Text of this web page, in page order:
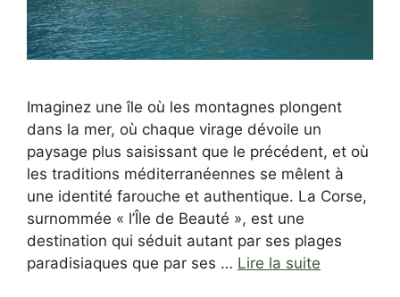
Imaginez une île où les montagnes plongent
dans la mer, où chaque virage dévoile un
paysage plus saisissant que le précédent, et où
les traditions méditerranéennes se mêlent à
une identité farouche et authentique. La Corse,
surnommée « l’Île de Beauté », est une
destination qui séduit autant par ses plages
paradisiaques que par ses … Lire la suite